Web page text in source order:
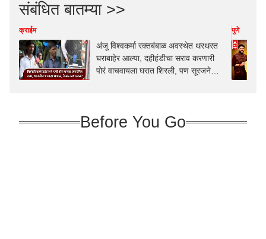
संबंधित बातम्या >>
क्राईम
अंजू विश्वकर्मा रक्तबंबाळ अवस्थेत थरथरत
घराबाहेर आल्या, दहीहंडीचा सराव करणारी
पोरं वाचवायला घरात शिरली, पण सूरजने
पुणे
Before You Go